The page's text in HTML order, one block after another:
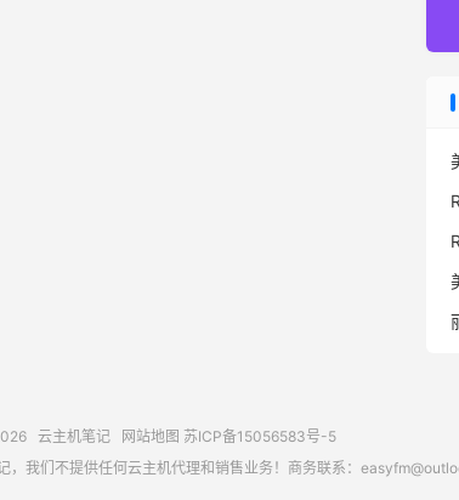
云主机笔记 网站地图 苏ICP备15056583号-5
我们不提供任何云主机代理和销售业务！商务联系：